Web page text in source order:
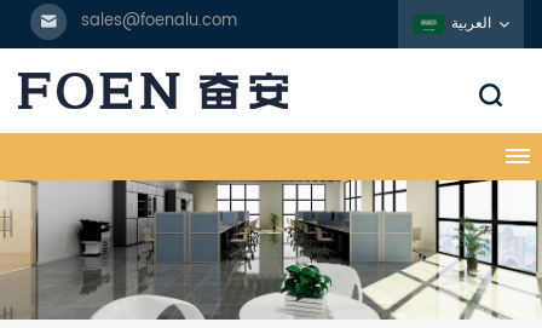
sales@foenalu.com العربية